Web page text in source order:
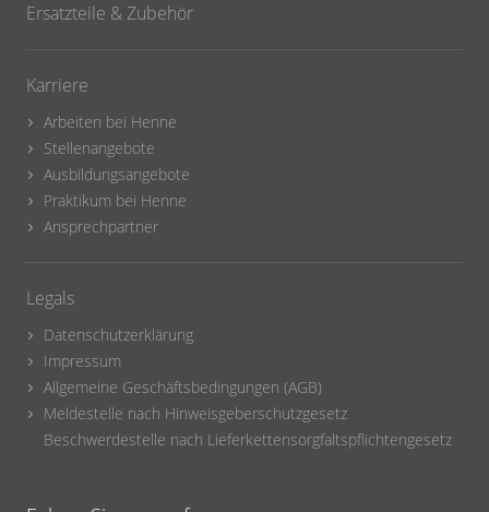
Ersatzteile & Zubehör
Karriere
Arbeiten bei Henne
Stellenangebote
Ausbildungsangebote
Praktikum bei Henne
Ansprechpartner
Legals
Datenschutzerklärung
Impressum
Allgemeine Geschäftsbedingungen (AGB)
Meldestelle nach Hinweisgeberschutzgesetz
Beschwerdestelle nach Lieferkettensorgfaltspflichtengesetz